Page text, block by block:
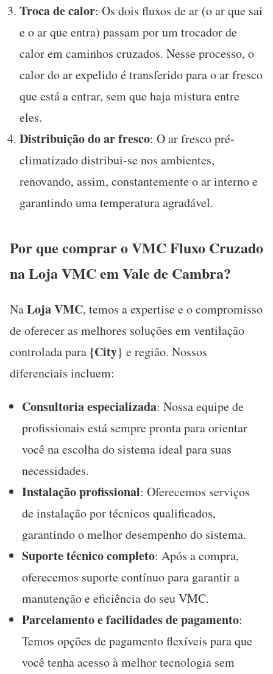
Troca de calor: Os dois fluxos de ar (o ar que sai
e o ar que entra) passam por um trocador de
calor em caminhos cruzados. Nesse processo, o
calor do ar expelido é transferido para o ar fresco
que está a entrar, sem que haja mistura entre
eles.
Distribuição do ar fresco: O ar fresco pré-
climatizado distribui-se nos ambientes,
renovando, assim, constantemente o ar interno e
garantindo uma temperatura agradável.
Por que comprar o VMC Fluxo Cruzado
na Loja VMC em Vale de Cambra?
NaLoja VMC, temos a expertise e o compromisso
de oferecer as melhores soluções em ventilação
controlada para {City} e região. Nossos
diferenciais incluem:
Consultoria especializada: Nossa equipe de
profissionais está sempre pronta para orientar
você na escolha do sistema ideal para suas
necessidades.
Instalação profissional: Oferecemos serviços
de instalação por técnicos qualificados,
garantindo o melhor desempenho do sistema.
Suporte técnico completo: Após a compra,
oferecemos suporte contínuo para garantir a
manutenção e eficiência do seu VMC.
Parcelamento e facilidades de pagamento:
Temos opções de pagamento flexíveis para que
você tenha acesso à melhor tecnologia sem